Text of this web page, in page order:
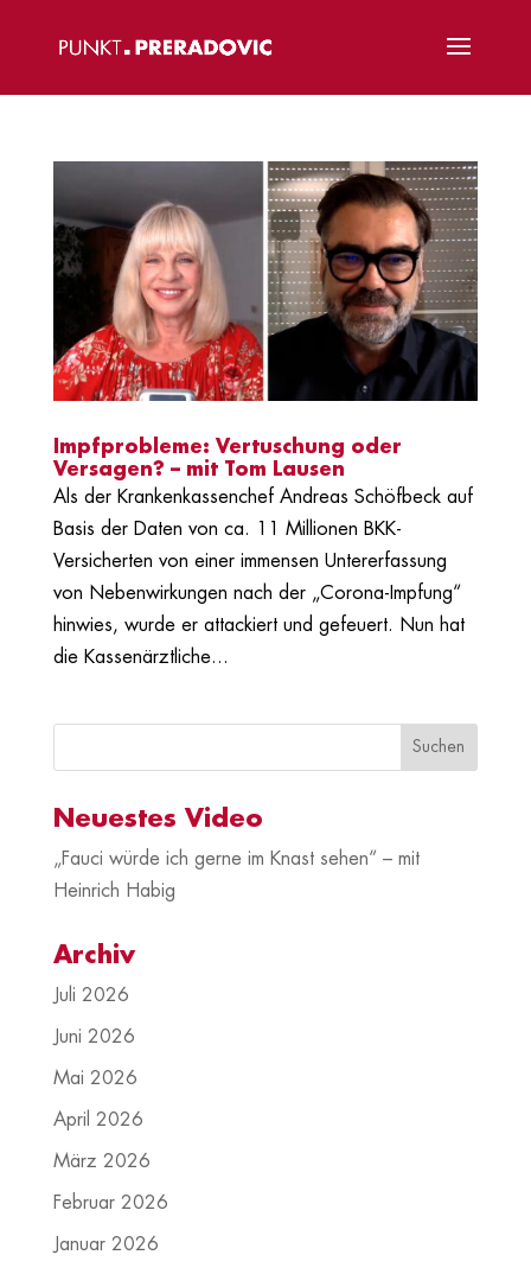
Impfprobleme: Vertuschung oder
Versagen? – mit Tom Lausen
Als der Krankenkassenchef Andreas Schöfbeck auf
Basis der Daten von ca. 11 Millionen BKK-
Versicherten von einer immensen Untererfassung
von Nebenwirkungen nach der „Corona-Impfung“
hinwies, wurde er attackiert und gefeuert. Nun hat
die Kassenärztliche...
Neuestes Video
„Fauci würde ich gerne im Knast sehen“ – mit
Heinrich Habig
Archiv
Juli 2026
Juni 2026
Mai 2026
April 2026
März 2026
Februar 2026
Januar 2026